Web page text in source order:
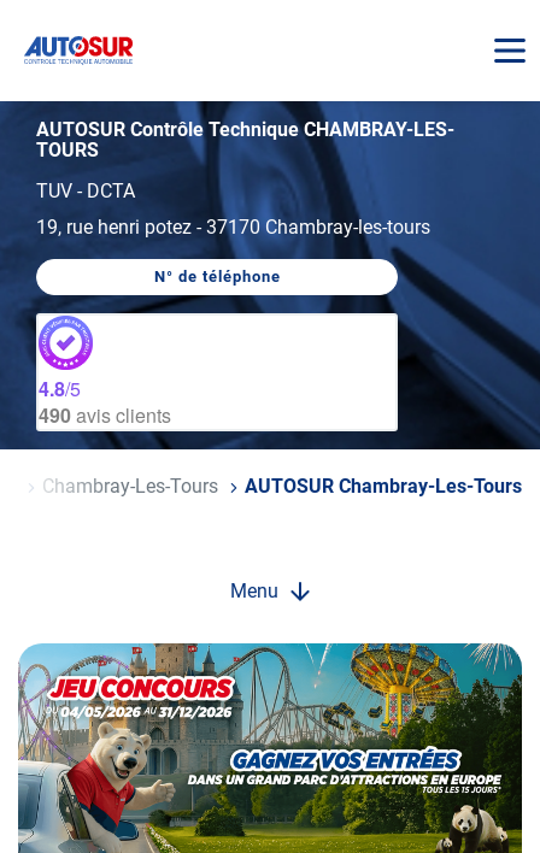
AUTOSUR Contrôle Technique CHAMBRAY-LES-
TOURS
TUV - DCTA
19, rue henri potez -37170 Chambray-les-tours
N° de téléphone
AFFICHER
CHAMBRAY-
LES-
4.8/5
490avis clients
Chambray-Les-Tours AUTOSUR Chambray-Les-Tours
Menu
Opération
spéciale
Mai
-
Décembre
2026
Locations